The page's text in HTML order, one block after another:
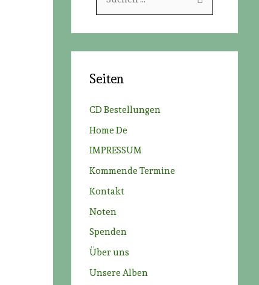
n
h
:
Seiten
CD Bestellungen
Home De
IMPRESSUM
Kommende Termine
Kontakt
Noten
Spenden
Über uns
Unsere Alben